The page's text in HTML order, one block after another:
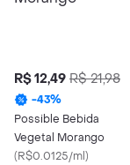
R$ 12,49 R$ 21,98
-43%
Possible Bebida
Vegetal Morango
(R$0.0125/ml)